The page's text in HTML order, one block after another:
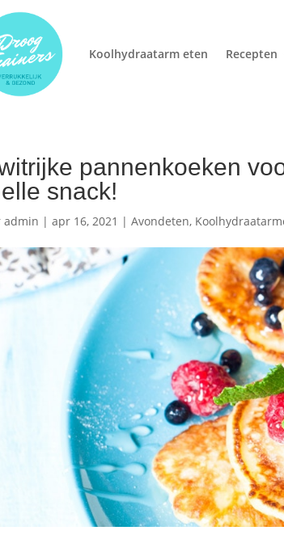
Koolhydraatarm eten Recepten
pannenkoeken
snack!
admin |apr 16, 2021 |Avondeten,